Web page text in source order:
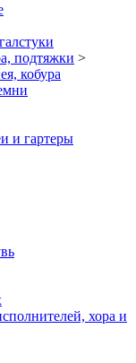
подтяжки >
кобура
и гартеры
хора и